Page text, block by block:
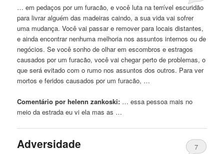
… em pedaços por um furacão, e você luta na terrível escuridão
para livrar alguém das madeirascaindo, a sua vida vai sofrer
uma mudança. Você vai passar e remover para locais distantes,
e ainda encontrar nenhuma melhoria nos assuntos internos ou de
negócios. Se você sonho de olhar em escombros e estragos
causados ​​por um furacão, você vai chegar perto de problemas, o
que será evitado com o rumo nos assuntos dos outros. Para ver
mortos e feridos causados ​​por um furacão, …
Comentário por helenn zankoski: … essa pessoa mais no
meio da estrada eu vi ela mas as …
Adversidade
7